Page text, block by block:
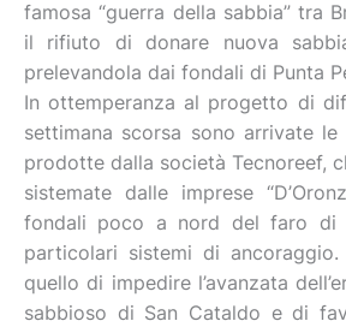
famosa “guerra della sabbia” tra
il rifiuto di donare nuova
prelevandola dai fondali di Punta
In ottemperanza al progetto di
settimana scorsa sono arrivate le
prodotte dalla società Tecnoreef,
sistemate dalle imprese
fondali poco a nord del faro di
particolari sistemi di
quello di impedire l’avanzata
sabbioso di San Cataldo e di